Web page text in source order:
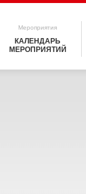
Мероприятия
КАЛЕНДАРЬ
МЕРОПРИЯТИЙ